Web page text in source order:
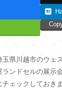
玉県川越市のウ
ンドセルの展示
ェックしておき